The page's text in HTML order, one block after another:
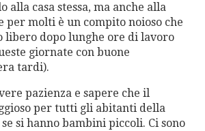
alla casa stessa, ma anche alla
per molti è un compito noioso che
libero dopo lunghe ore di lavoro
giornate con buone
tardi).
pazienza e sapere che il
per tutti gli abitanti della
si hanno bambini piccoli. Ci sono